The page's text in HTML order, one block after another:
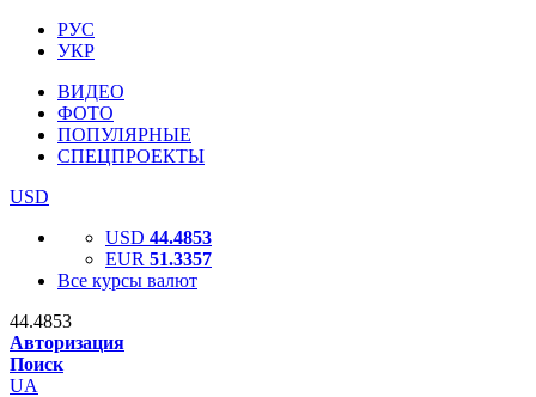
РУС
УКР
ВИДЕО
ФОТО
ПОПУЛЯРНЫЕ
СПЕЦПРОЕКТЫ
USD
USD 44.4853
EUR 51.3357
Все курсы валют
44.4853
Авторизация
Поиск
UA